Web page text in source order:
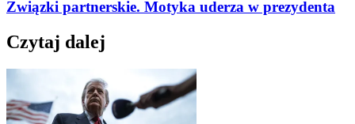
Związki partnerskie. Motyka uderza w prezydenta
Czytaj dalej